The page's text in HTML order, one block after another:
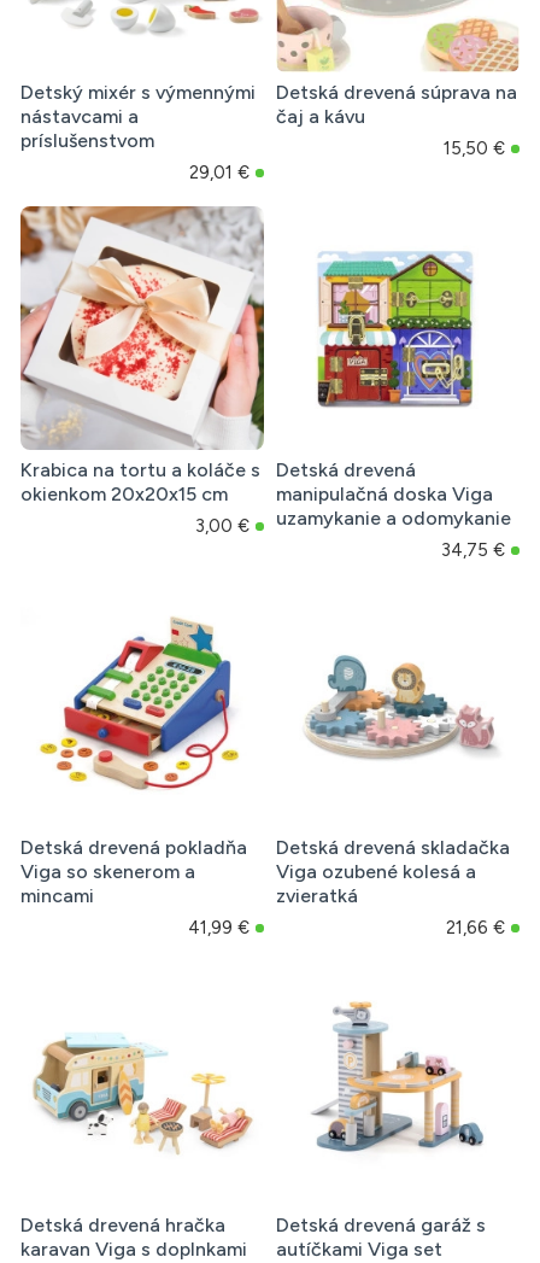
Detský mixér s výmennými
nástavcami a
príslušenstvom
29,01 €
Detská drevená súprava na
čaj a kávu
15,50 €
Krabica na tortu a koláče s
okienkom 20x20x15 cm
3,00 €
Detská drevená
manipulačná doska Viga
uzamykanie a odomykanie
34,75 €
Detská drevená pokladňa
Viga so skenerom a
mincami
41,99 €
Detská drevená skladačka
Viga ozubené kolesá a
zvieratká
21,66 €
Detská drevená hračka
karavan Viga s doplnkami
Detská drevená garáž s
autíčkami Viga set